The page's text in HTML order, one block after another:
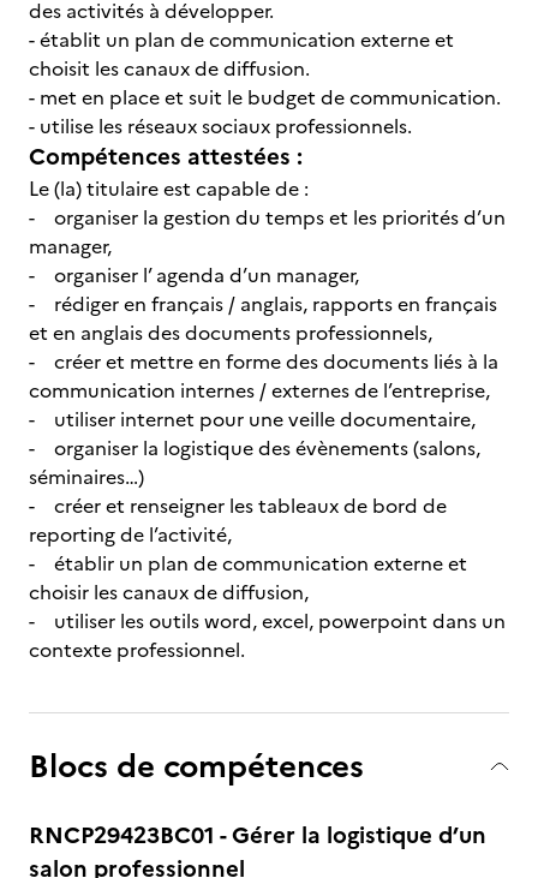
des activités à développer.
- établit un plan de communication externe et
choisit les canaux de diffusion.
- met en place et suit le budget de communication.
- utilise les réseaux sociaux professionnels.
Compétences attestées :
Le (la) titulaire est capable de :
- organiser la gestion du temps et les priorités d’un
manager,
- organiser l’ agenda d’un manager,
- rédiger en français / anglais, rapports en français
et en anglais des documents professionnels,
- créer et mettre en forme des documents liés à la
communication internes / externes de l’entreprise,
- utiliser internet pour une veille documentaire,
- organiser la logistique des évènements (salons,
séminaires…)
- créer et renseigner les tableaux de bord de
reporting de l’activité,
- établir un plan de communication externe et
choisir les canaux de diffusion,
- utiliser les outils word, excel, powerpoint dans un
contexte professionnel.
Blocs de compétences
RNCP29423BC01 - Gérer la logistique d’un
salon professionnel